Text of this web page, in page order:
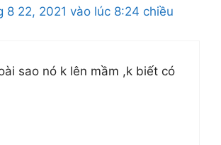
8 22, 2021 vào lúc 8:24 chiều
sao nó k lên mầm ,k biết có